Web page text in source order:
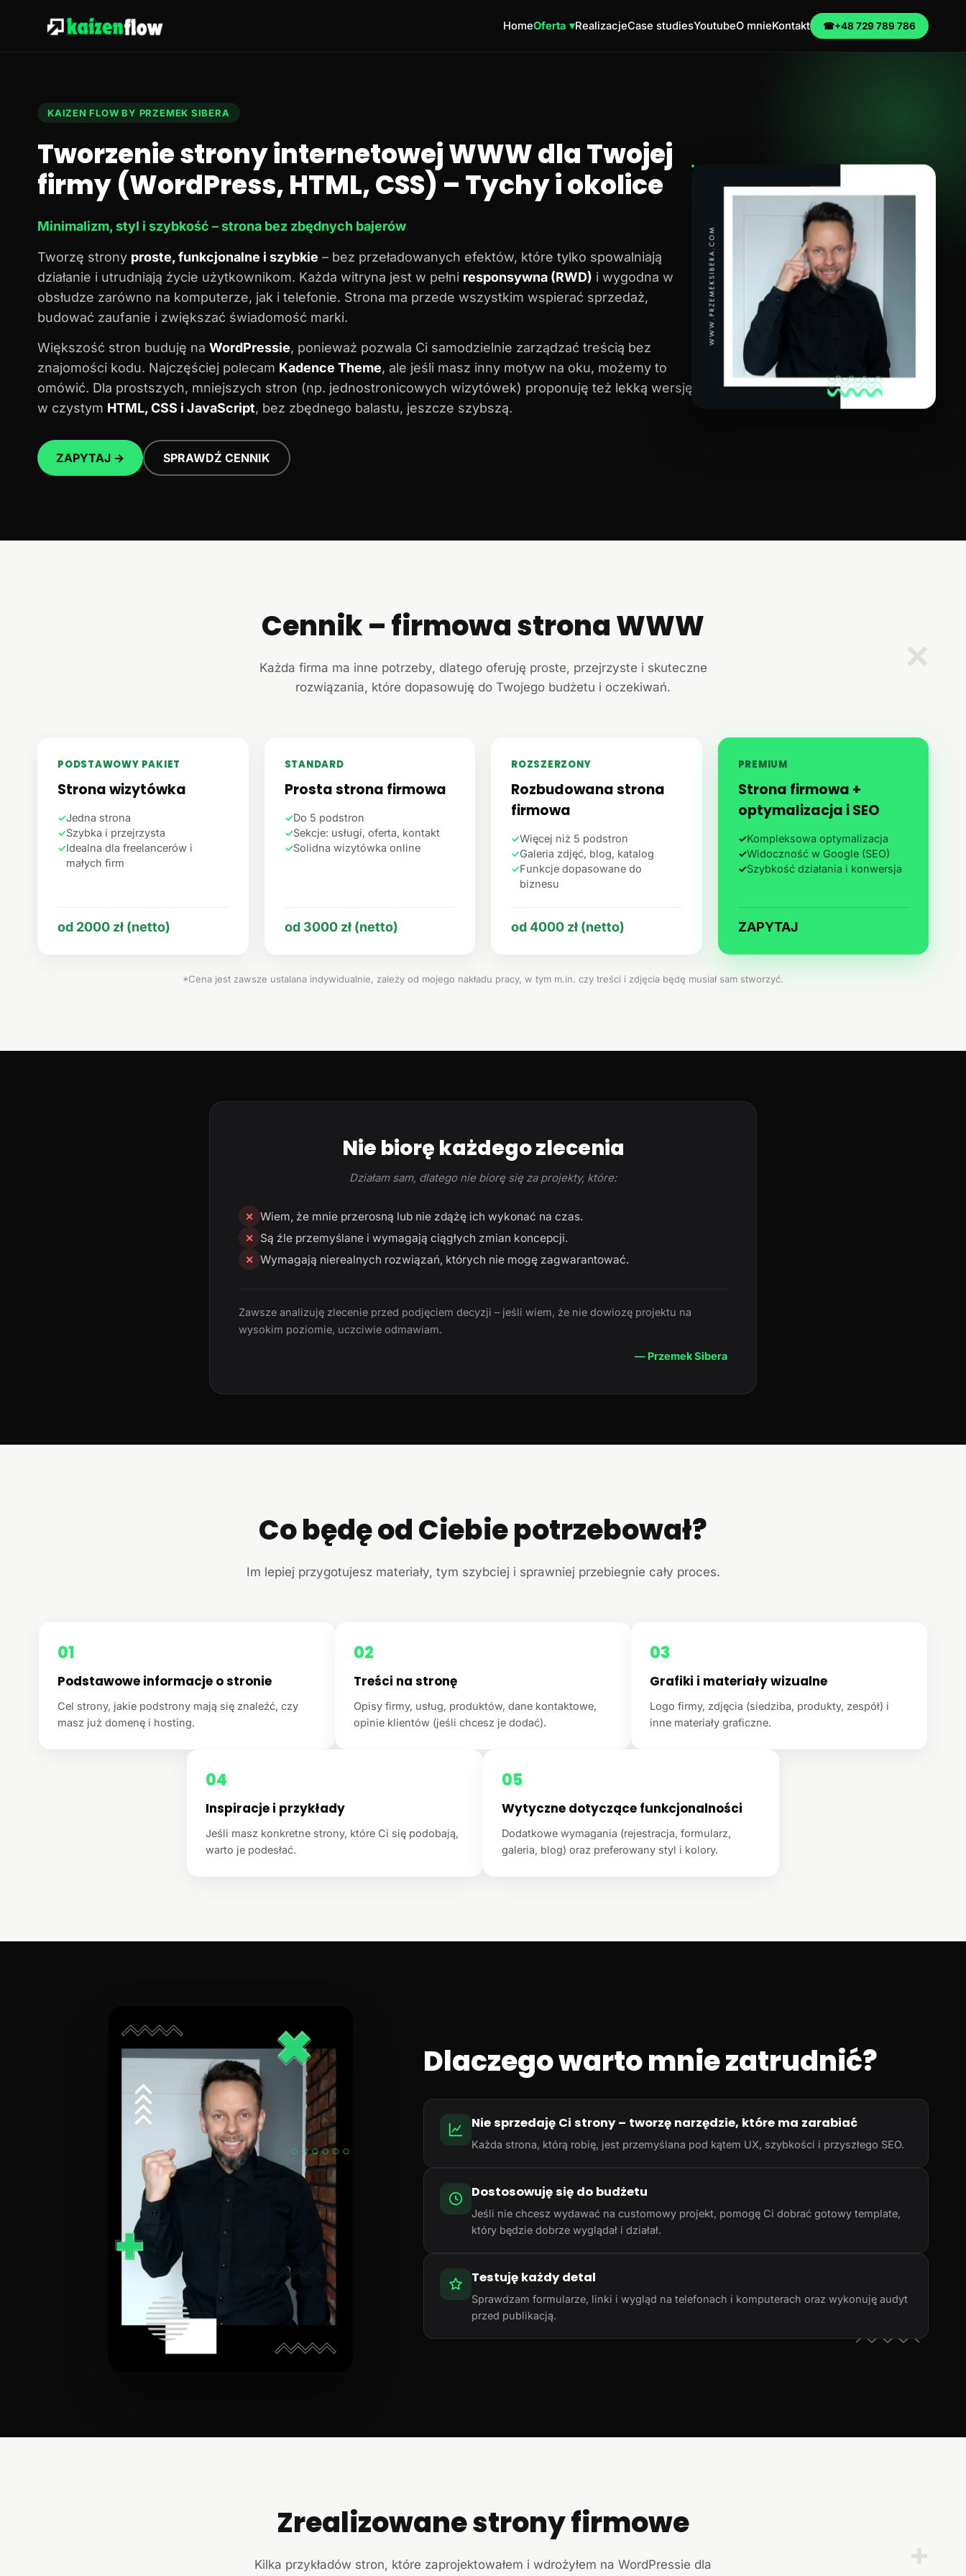
HomeOferta ▾RealizacjeCase studiesYoutubeO mnieKontakt ☎+48 729 789 786
KAIZEN FLOW BY PRZEMEK SIBERA
Tworzenie strony internetowej WWW dla Twojej
firmy (WordPress, HTML, CSS) – Tychy i okolice
Minimalizm, styl i szybkość – strona bez zbędnych bajerów
Tworzę strony proste, funkcjonalne i szybkie – bez przeładowanych efektów, które tylko spowalniają
działanie i utrudniają życie użytkownikom. Każda witryna jest w pełni responsywna (RWD) i wygodna w
obsłudze zarówno na komputerze, jak i telefonie. Strona ma przede wszystkim wspierać sprzedaż,
budować zaufanie i zwiększać świadomość marki.
Większość stron buduję na WordPressie, ponieważ pozwala Ci samodzielnie zarządzać treścią bez
znajomości kodu. Najczęściej polecam Kadence Theme, ale jeśli masz inny motyw na oku, możemy to
omówić. Dla prostszych, mniejszych stron (np. jednostronicowych wizytówek) proponuję też lekką wersję
w czystym HTML, CSS i JavaScript, bez zbędnego balastu, jeszcze szybszą.
ZAPYTAJ → SPRAWDŹ CENNIK
✕
Cennik – firmowa strona WWW
Każda firma ma inne potrzeby, dlatego oferuję proste, przejrzyste i skuteczne
rozwiązania, które dopasowuję do Twojego budżetu i oczekiwań.
PODSTAWOWY PAKIET
Strona wizytówka
✓Jedna strona
✓Szybka i przejrzysta
✓Idealna dla freelancerów i
małych firm
od 2000 zł (netto)
STANDARD
Prosta strona firmowa
✓Do 5 podstron
✓Sekcje: usługi, oferta, kontakt
✓Solidna wizytówka online
od 3000 zł (netto)
ROZSZERZONY
Rozbudowana strona
firmowa
✓Więcej niż 5 podstron
✓Galeria zdjęć, blog, katalog
✓Funkcje dopasowane do
biznesu
od 4000 zł (netto)
PREMIUM
Strona firmowa +
optymalizacja i SEO
✓Kompleksowa optymalizacja
✓Widoczność w Google (SEO)
✓Szybkość działania i konwersja
ZAPYTAJ
*Cena jest zawsze ustalana indywidualnie, zależy od mojego nakładu pracy, w tym m.in. czy treści i zdjęcia będę musiał sam stworzyć.
Nie biorę każdego zlecenia
Działam sam, dlatego nie biorę się za projekty, które:
✕ Wiem, że mnie przerosną lub nie zdążę ich wykonać na czas.
✕ Są źle przemyślane i wymagają ciągłych zmian koncepcji.
✕ Wymagają nierealnych rozwiązań, których nie mogę zagwarantować.
Zawsze analizuję zlecenie przed podjęciem decyzji – jeśli wiem, że nie dowiozę projektu na
wysokim poziomie, uczciwie odmawiam.
— Przemek Sibera
Co będę od Ciebie potrzebował?
Im lepiej przygotujesz materiały, tym szybciej i sprawniej przebiegnie cały proces.
01
Podstawowe informacje o stronie
Cel strony, jakie podstrony mają się znaleźć, czy
masz już domenę i hosting.
02
Treści na stronę
Opisy firmy, usług, produktów, dane kontaktowe,
opinie klientów (jeśli chcesz je dodać).
03
Grafiki i materiały wizualne
Logo firmy, zdjęcia (siedziba, produkty, zespół) i
inne materiały graficzne.
04
Inspiracje i przykłady
Jeśli masz konkretne strony, które Ci się podobają,
warto je podesłać.
05
Wytyczne dotyczące funkcjonalności
Dodatkowe wymagania (rejestracja, formularz,
galeria, blog) oraz preferowany styl i kolory.
Dlaczego warto mnie zatrudnić?
Nie sprzedaję Ci strony – tworzę narzędzie, które ma zarabiać
Każda strona, którą robię, jest przemyślana pod kątem UX, szybkości i przyszłego SEO.
Dostosowuję się do budżetu
Jeśli nie chcesz wydawać na customowy projekt, pomogę Ci dobrać gotowy template,
który będzie dobrze wyglądał i działał.
Testuję każdy detal
Sprawdzam formularze, linki i wygląd na telefonach i komputerach oraz wykonuję audyt
przed publikacją.
+
Zrealizowane strony firmowe
Kilka przykładów stron, które zaprojektowałem i wdrożyłem na WordPressie dla